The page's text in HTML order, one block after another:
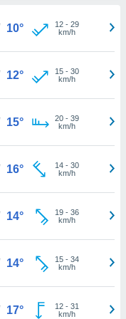
10° 12- 29
km/h
12° 15- 30
km/h
15° 20- 39
km/h
16° 14- 30
km/h
14° 19- 36
km/h
14° 15- 34
km/h
17° 12- 31
km/h